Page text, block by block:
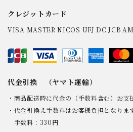
クレジットカード
VISA MASTER NICOS UFJ DC JCB
代金引換 （ヤマト運輸）
・商品配送時に代金の（手数料含む）お支
・代金引換え手数料はお客様負担となります
手数料：330円